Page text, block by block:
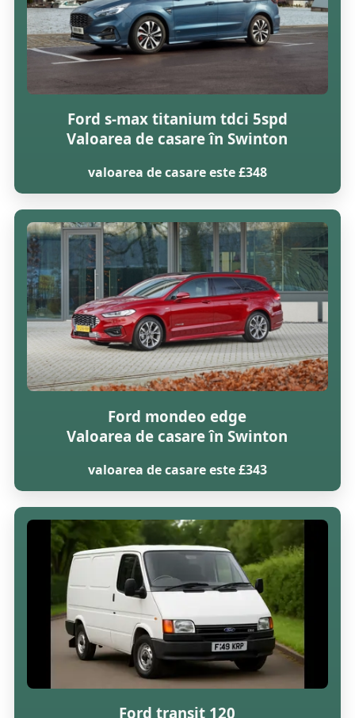
Ford s-max titanium tdci 5spd
Valoarea de casare în Swinton
valoarea de casare este £348
Ford mondeo edge
Valoarea de casare în Swinton
valoarea de casare este £343
Ford transit 120